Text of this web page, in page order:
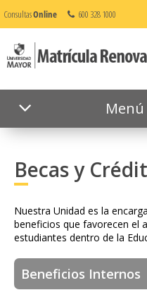
ConsultasOnline 600 328 1000
Becas y
Nuestra Unidad es la
beneficios que favorecen el
estudiantes dentro de la
Beneficios Internos